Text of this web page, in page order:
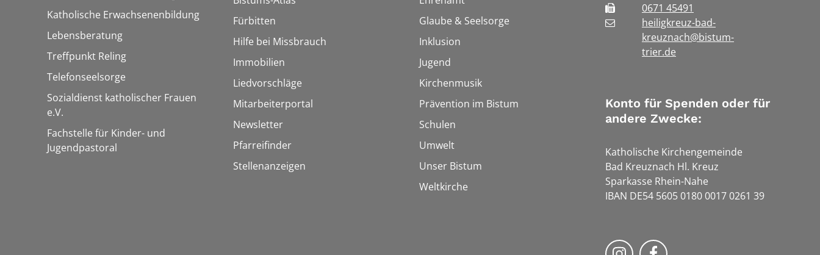
Katholische Erwachsenenbildung
Lebensberatung
Treffpunkt Reling
Telefonseelsorge
Sozialdienst katholischer Frauen
e.V.
Fachstelle für Kinder- und
Jugendpastoral
Fürbitten
Hilfe bei Missbrauch
Immobilien
Liedvorschläge
Mitarbeiterportal
Newsletter
Pfarreifinder
Stellenanzeigen
Glaube & Seelsorge
Inklusion
Jugend
Kirchenmusik
Prävention im Bistum
Schulen
Umwelt
Unser Bistum
Weltkirche
0671 45491
heiligkreuz-bad-
kreuznach@bistum-
trier.de
Konto für Spenden oder für
andere Zwecke:
Katholische Kirchengemeinde
Bad Kreuznach Hl. Kreuz
Sparkasse Rhein-Nahe
IBAN DE54 5605 0180 0017 0261 39
Bistum Trier auf Instragram
Bistum Trier auf Facebook